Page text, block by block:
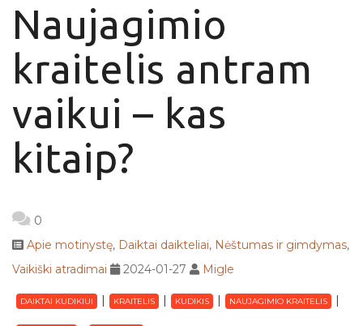
Naujagimio
kraitelis antram
vaikui – kas
kitaip?
0
Apie motinystę, Daiktai daikteliai, Nėštumas ir gimdymas,
Vaikiški atradimai
2024-01-27 Migle
DAIKTAI KUDIKIUI KRAITELIS KUDIKIS NAUJAGIMIO KRAITELIS